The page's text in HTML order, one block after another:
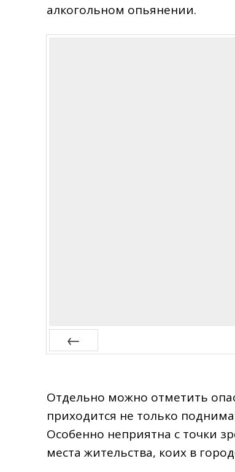
алкогольном опьянении.
Отдельно можно отметить
приходится не только
Особенно неприятна с точки
места жительства, коих в